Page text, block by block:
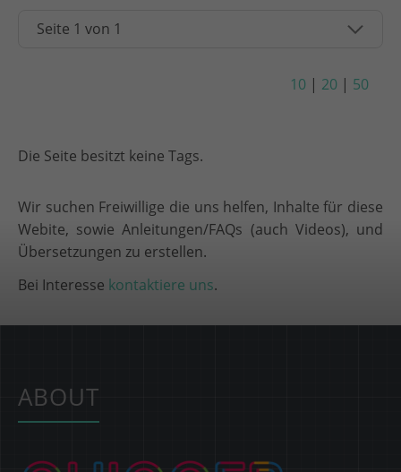
10 | 20 | 50
Die Seite besitzt keine Tags.
Wir suchen Freiwillige die uns helfen, Inhalte für diese
Webite, sowie Anleitungen/FAQs (auch Videos), und
Übersetzungen zu erstellen.
Bei Interesse kontaktiere uns.
ABOUT